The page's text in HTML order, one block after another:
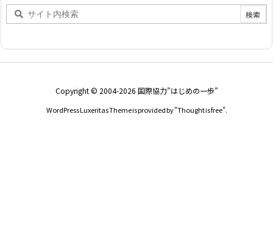
Copyright © 2004-2026 国際協力”はじめの一歩”
WordPress Luxeritas Theme is provided by "Thought is free".